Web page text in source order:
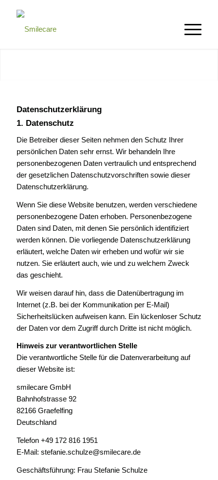
Datenschutzerklärung
1. Datenschutz
Die Betreiber dieser Seiten nehmen den Schutz Ihrer
persönlichen Daten sehr ernst. Wir behandeln Ihre
personenbezogenen Daten vertraulich und entsprechend
der gesetzlichen Datenschutzvorschriften sowie dieser
Datenschutzerklärung.
Wenn Sie diese Website benutzen, werden verschiedene
personenbezogene Daten erhoben. Personenbezogene
Daten sind Daten, mit denen Sie persönlich identifiziert
werden können. Die vorliegende Datenschutzerklärung
erläutert, welche Daten wir erheben und wofür wir sie
nutzen. Sie erläutert auch, wie und zu welchem Zweck
das geschieht.
Wir weisen darauf hin, dass die Datenübertragung im
Internet (z.B. bei der Kommunikation per E-Mail)
Sicherheitslücken aufweisen kann. Ein lückenloser Schutz
der Daten vor dem Zugriff durch Dritte ist nicht möglich.
Hinweis zur verantwortlichen Stelle
Die verantwortliche Stelle für die Datenverarbeitung auf
dieser Website ist:
smilecare GmbH
Bahnhofstrasse 92
82166 Graefelfing
Deutschland
Telefon +49 172 816 1951
E-Mail: stefanie.schulze@smilecare.de
Geschäftsführung: Frau Stefanie Schulze